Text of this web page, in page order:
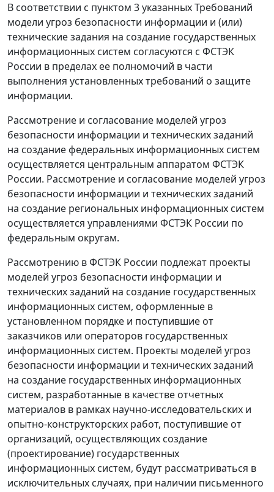
В соответствии с пунктом 3 указанных Требований
модели угроз безопасности информации и (или)
технические задания на создание государственных
информационных систем согласуются с ФСТЭК
России в пределах ее полномочий в части
выполнения установленных требований о защите
информации.
Рассмотрение и согласование моделей угроз
безопасности информации и технических заданий
на создание федеральных информационных систем
осуществляется центральным аппаратом ФСТЭК
России. Рассмотрение и согласование моделей угроз
безопасности информации и технических заданий
на создание региональных информационных систем
осуществляется управлениями ФСТЭК России по
федеральным округам.
Рассмотрению в ФСТЭК России подлежат проекты
моделей угроз безопасности информации и
технических заданий на создание государственных
информационных систем, оформленные в
установленном порядке и поступившие от
заказчиков или операторов государственных
информационных систем. Проекты моделей угроз
безопасности информации и технических заданий
на создание государственных информационных
систем, разработанные в качестве отчетных
материалов в рамках научно-исследовательских и
опытно-конструкторских работ, поступившие от
организаций, осуществляющих создание
(проектирование) государственных
информационных систем, будут рассматриваться в
исключительных случаях, при наличии письменного